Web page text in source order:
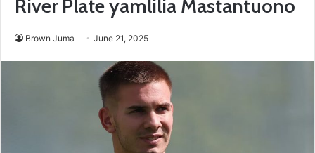
River Plate yamlilia Mastantuono
Brown Juma June 21, 2025